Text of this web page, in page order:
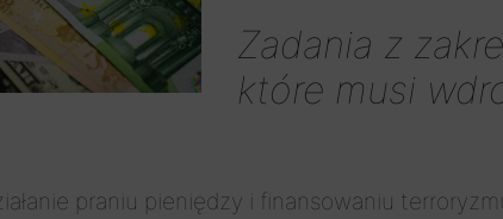
Zadania z
które musi
praniu pieniędzy i finansowaniu